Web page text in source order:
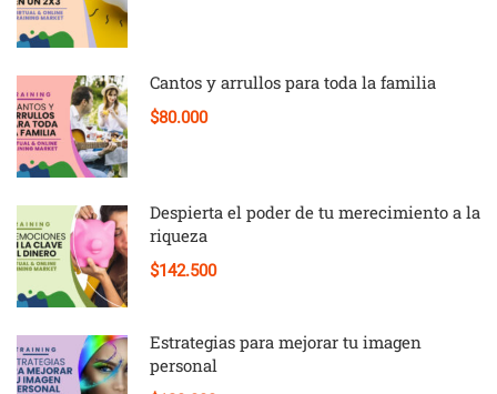
Cantos y arrullos para toda la familia
$80.000
Despierta el poder de tu merecimiento a la
riqueza
$142.500
Estrategias para mejorar tu imagen
personal